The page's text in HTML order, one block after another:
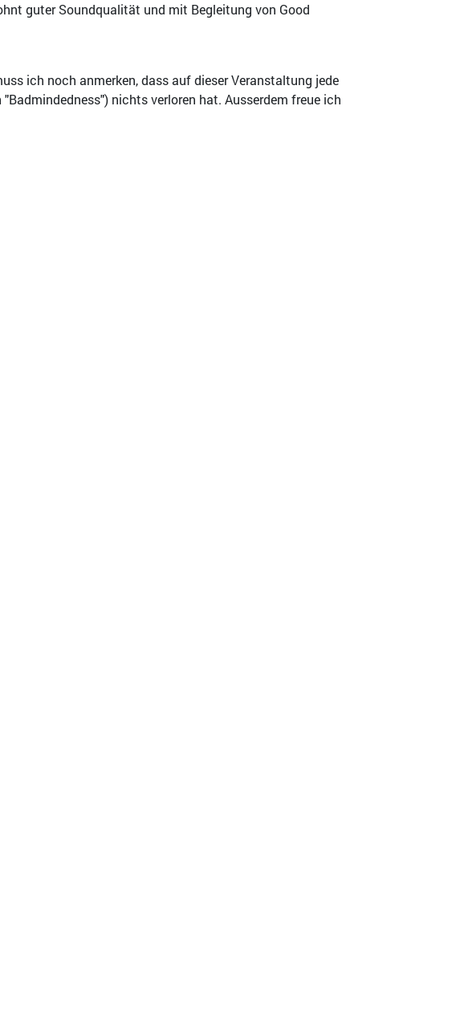
guter Soundqualität und mit Begleitung von Good
ich noch anmerken, dass auf dieser Veranstaltung jede
nichts verloren hat. Ausserdem freue ich